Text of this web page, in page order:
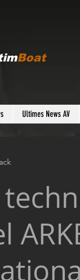
Boat
Ultimes News AV